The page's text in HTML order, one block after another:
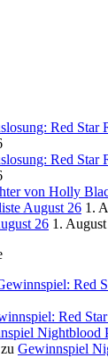
Red Star
Red Star
von Holly
August 26 1.
26 1.
Red
Red
Nightblood
zu Gewinnspiel